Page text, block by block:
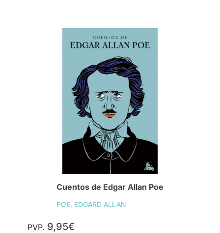
Cuentos de Edgar Allan Poe
POE, EDGARD ALLAN
PVP. 9,95€